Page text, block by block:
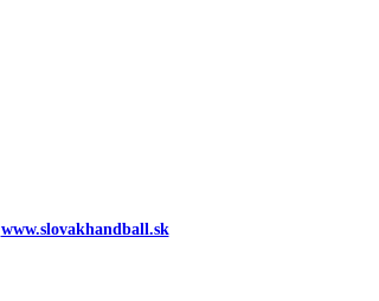
www.slovakhandball.sk